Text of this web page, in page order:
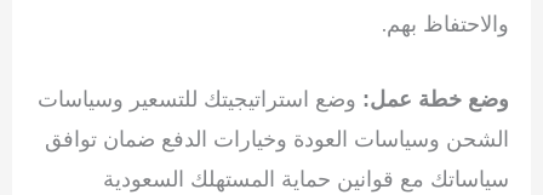
والاحتفاظ بهم.
وضع خطة عمل: وضع استراتيجيتك للتسعير وسياسات
الشحن وسياسات العودة وخيارات الدفع ضمان توافق
سياساتك مع قوانين حماية المستهلك السعودية